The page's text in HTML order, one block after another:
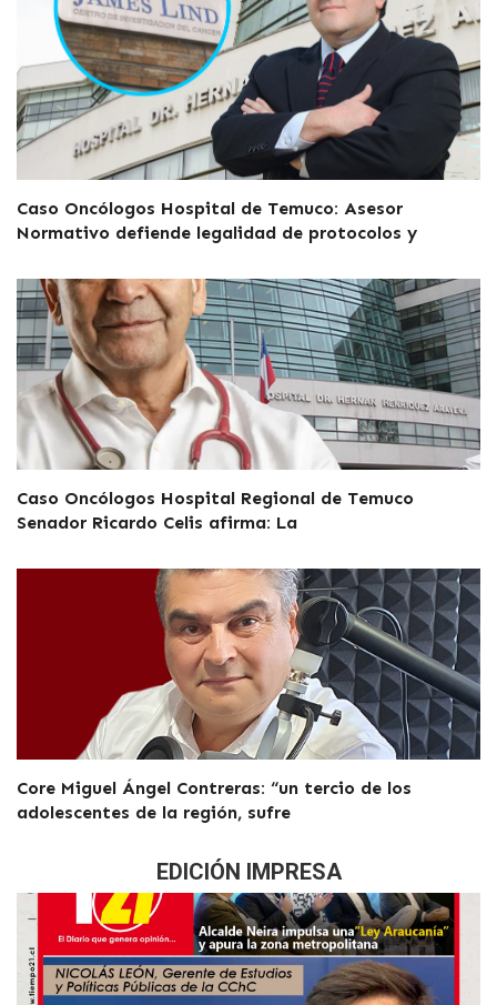
Caso Oncólogos Hospital de Temuco: Asesor
Normativo defiende legalidad de protocolos y
Caso Oncólogos Hospital Regional de Temuco
Senador Ricardo Celis afirma: La
Core Miguel Ángel Contreras: “un tercio de los
adolescentes de la región, sufre
EDICIÓN IMPRESA